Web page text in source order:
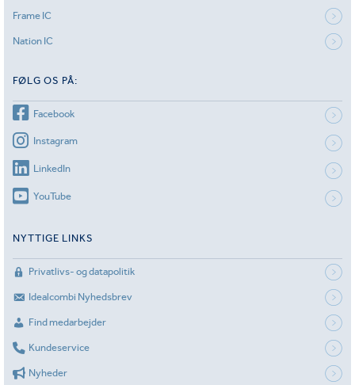
Frame IC
Nation IC
FØLG OS PÅ:
Facebook
Instagram
LinkedIn
YouTube
NYTTIGE LINKS
Privatlivs- og datapolitik
Idealcombi Nyhedsbrev
Find medarbejder
Kundeservice
Nyheder